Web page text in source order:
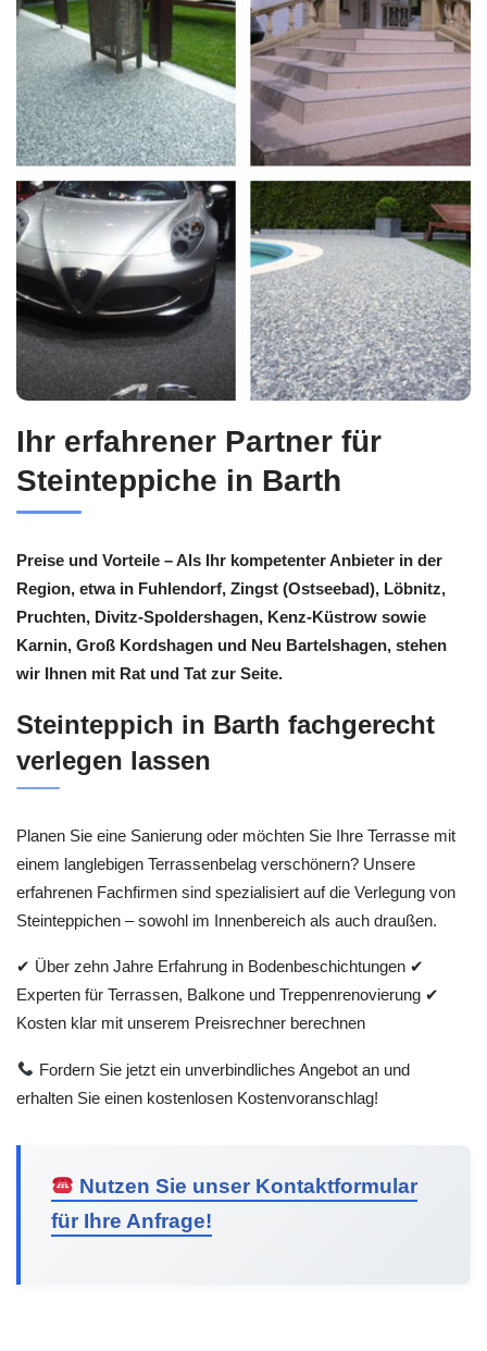
Ihr erfahrener Partner für
Steinteppiche in Barth
Preise und Vorteile – Als Ihr kompetenter Anbieter in der
Region, etwa in Fuhlendorf, Zingst (Ostseebad), Löbnitz,
Pruchten, Divitz-Spoldershagen, Kenz-Küstrow sowie
Karnin, Groß Kordshagen und Neu Bartelshagen, stehen
wir Ihnen mit Rat und Tat zur Seite.
Steinteppich in Barth fachgerecht
verlegen lassen
Planen Sie eine Sanierung oder möchten Sie Ihre Terrasse mit
einem langlebigen Terrassenbelag verschönern? Unsere
erfahrenen Fachfirmen sind spezialisiert auf die Verlegung von
Steinteppichen – sowohl im Innenbereich als auch draußen.
✔ Über zehn Jahre Erfahrung in Bodenbeschichtungen ✔
Experten für Terrassen, Balkone und Treppenrenovierung ✔
Kosten klar mit unserem Preisrechner berechnen
Fordern Sie jetzt ein unverbindliches Angebot an und
erhalten Sie einen kostenlosen Kostenvoranschlag!
Nutzen Sie unser Kontaktformular
für Ihre Anfrage!